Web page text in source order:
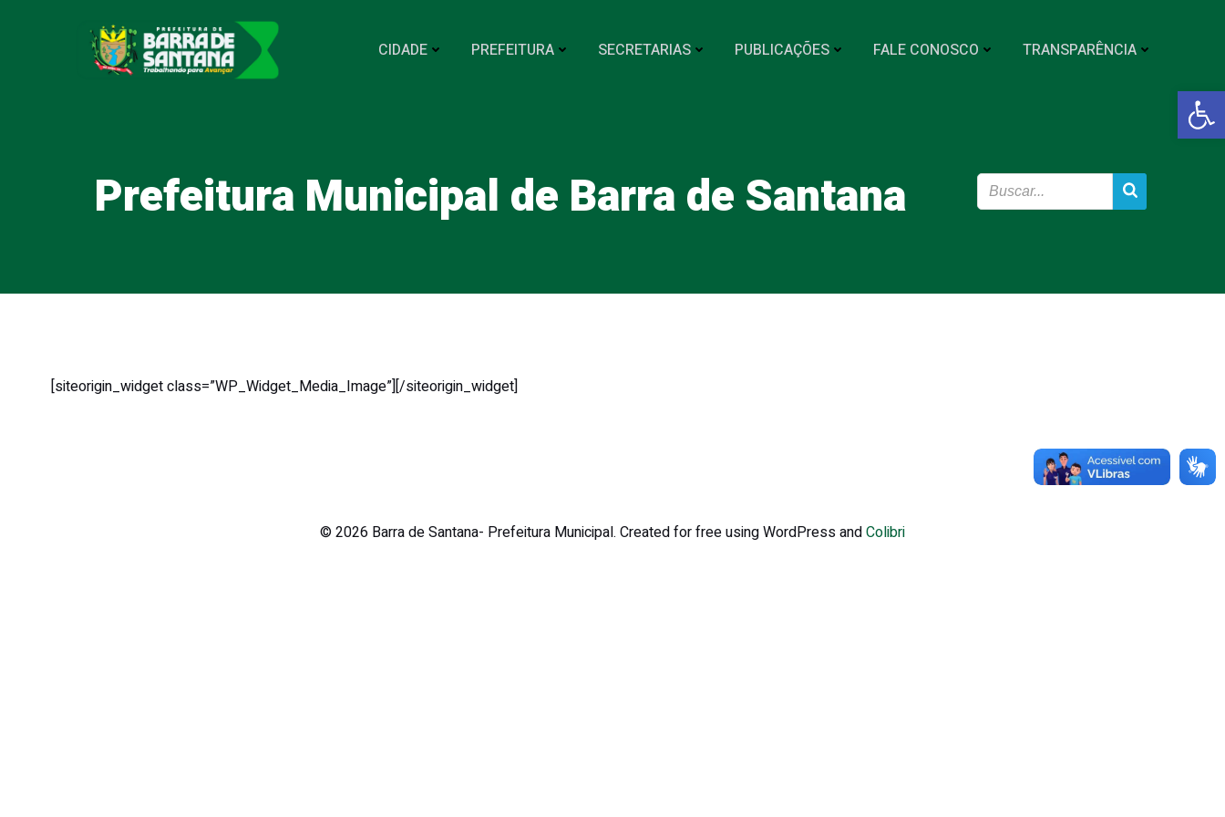
Abrir
CIDADE PREFEITURA SECRETARIAS PUBLICAÇÕES FALE CONOSCO TRANSPARÊNCIA
Prefeitura Municipal de Barra de Santana
[siteorigin_widget class=”WP_Widget_Media_Image”][/siteorigin_widget]
© 2026 Barra de Santana- Prefeitura Municipal. Created for free using WordPress andColibri